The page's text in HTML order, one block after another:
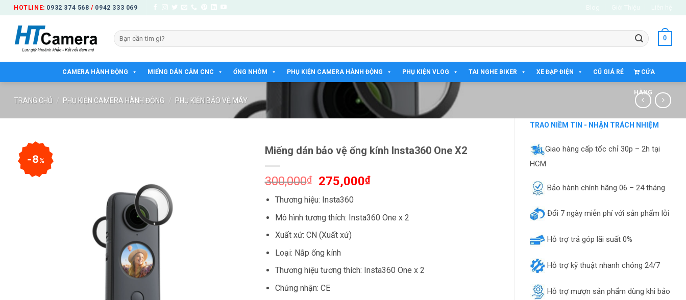
qua
dung
HOTLINE: 0932 374 568 / 0942 333 069
Tìm
kiếm:
0
CAMERA HÀNH ĐỘNG MIẾNG DÁN CẰM CNC ỐNG NHÒM PHỤ KIỆN CAMERA HÀNH ĐỘNG PHỤ KIỆN VLOG TAI NGHE BIKER XE ĐẠP ĐIỆN CŨ GIÁ RẺ CỬA
HÀNG
TRANG CHỦ / PHỤ KIỆN CAMERA HÀNH ĐỘNG / PHỤ KIỆN BẢO VỆ MÁY
TRAO NIỀM TIN - NHẬN TRÁCH NHIỆM
Giao hàng cấp tốc chỉ 30p – 2h tại
HCM
Bảo hành chính hãng 06 – 24 tháng
Đổi 7 ngày miễn phí với sản phẩm lỗi
Hỗ trợ trả góp lãi suất 0%
Hỗ trợ kỹ thuật nhanh chóng 24/7
Hỗ trợ mượn sản phẩm dùng khi bảo
8%
Miếng dán bảo vệ ống kính Insta360 One X2
300,000₫
Giá
gốc
là:
300,000₫.
275,000₫Giá
là:
Thương hiệu: Insta360
Mô hình tương thích: Insta360 One x 2
Xuất xứ: CN (Xuất xứ)
Loại: Nắp ống kính
Thương hiệu tương thích: Insta360 One x 2
Chứng nhận: CE